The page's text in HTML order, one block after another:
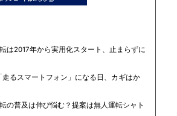
は2017年から実用化スタート、止まらずに
走るスマートフォン」になる日、カギはか
の普及は伸び悩む？提案は無人運転シャト